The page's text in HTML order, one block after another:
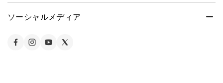
ソーシャルメディア